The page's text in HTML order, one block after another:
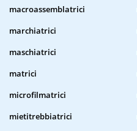
macroassemblatrici
marchiatrici
maschiatrici
matrici
microfilmatrici
mietitrebbiatrici